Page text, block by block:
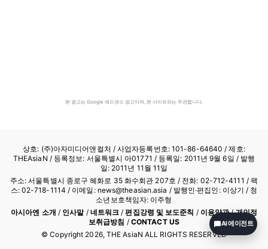
본 광고는 Google 애드센스 광고이며, 본 사이트와는 무관합니다.
상호: (주)아자미디어앤컬처 /사업자등록번호: 101-86-64640 / 제호:
THEAsiaN / 등록정보: 서울특별시 아01771 / 등록일: 2011년 9월 6일 / 발행
일: 2011년 11월 11일
주소: 서울특별시 종로구 혜화로 35 화수회관 207호 / 전화: 02-712-4111 / 팩
스: 02-718-1114 / 이메일: news@theasian.asia / 발행인·편집인: 이상기 / 청
소년보호책임자: 이주형
아시아엔 소개 / 인사말/ 네트워크 /편집강령 및 보도준칙 / 이용약관/개인정
보취급방침 / CONTACT US
© Copyright 2026, THE AsiaN ALL RIGHTS RESERVED
AI 에이전트